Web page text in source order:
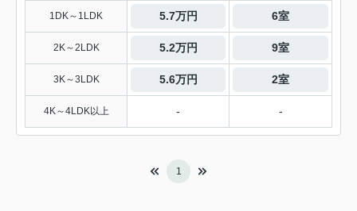
1DK～1LDK 5.7万円 6室
2K～2LDK 5.2万円 9室
3K～3LDK 5.6万円 2室
4K～4LDK以上 - -
1